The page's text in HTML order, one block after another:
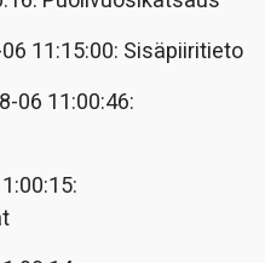
11:15:00: Sisäpiiritieto
06 11:00:46: